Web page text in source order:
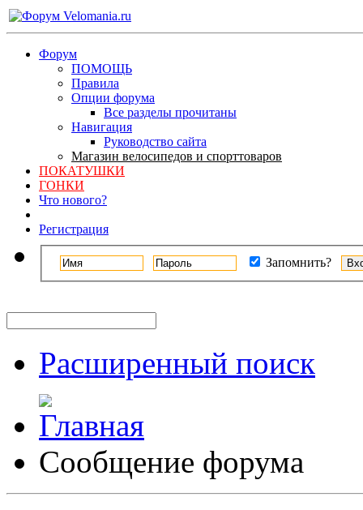
Форум
ПОМОЩЬ
Правила
Опции форума
Все разделы прочитаны
Навигация
Руководство сайта
Магазин велосипедов и спорттоваров
ПОКАТУШКИ
ГОНКИ
Что нового?
Регистрация
Запомнить?
Расширенный поиск
Сообщение форума